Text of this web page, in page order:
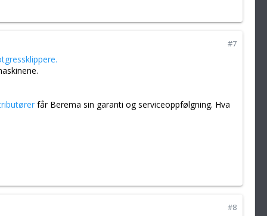
#7
får Berema sin garanti og serviceoppfølgning. Hva
#8